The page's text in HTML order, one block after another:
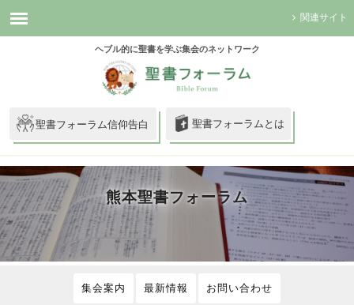
関連サイト
ヘブル的に聖書を学ぶ集会のネットワーク
聖書フォーラム信仰告白 聖書フォーラムとは
熊本聖書フォーラム
集会案内 最新情報 お問い合わせ